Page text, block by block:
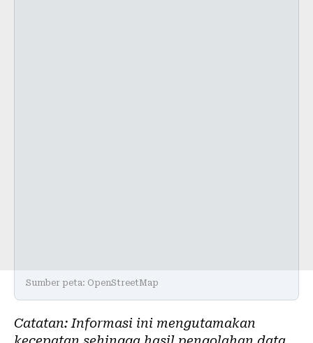
Sumber peta: OpenStreetMap
Catatan: Informasi ini mengutamakan